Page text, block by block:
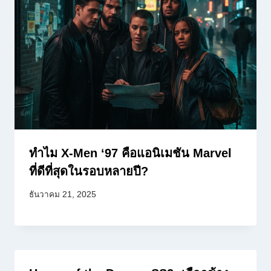
ทำไม X-Men ‘97 คือแอนิเมชัน Marvel
ที่ดีที่สุดในรอบหลายปี?
ธันวาคม 21, 2025